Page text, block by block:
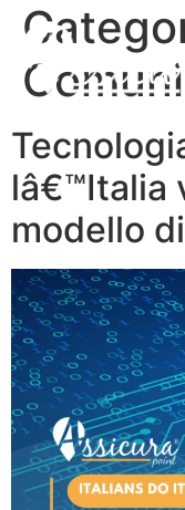
lâ€™Italia
modello